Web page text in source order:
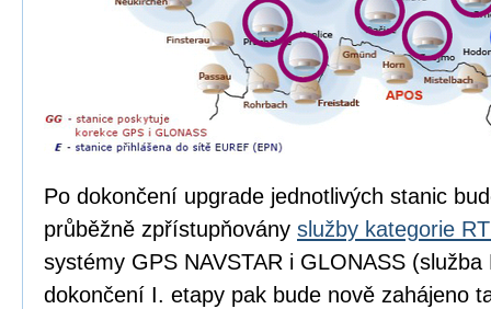
Po dokončení upgrade jednotlivých stanic
průběžně zpřístupňovány služby kategorie
systémy GPS NAVSTAR i GLONASS
dokončení I. etapy pak bude nově zahájeno